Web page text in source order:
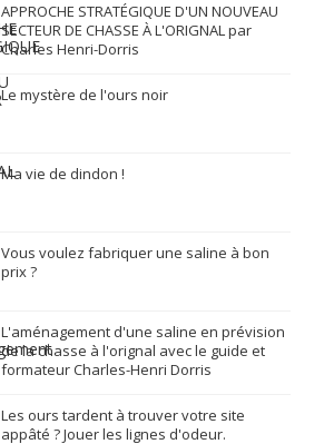
APPROCHE STRATÉGIQUE D'UN NOUVEAU
SECTEUR DE CHASSE À L'ORIGNAL par
Charles Henri-Dorris
Le mystère de l'ours noir
Ma vie de dindon !
Vous voulez fabriquer une saline à bon
prix ?
L'aménagement d'une saline en prévision
de la chasse à l'orignal avec le guide et
formateur Charles-Henri Dorris
Les ours tardent à trouver votre site
appâté ? Jouer les lignes d'odeur.